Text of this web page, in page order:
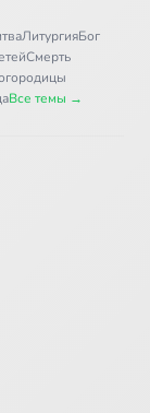
ЛитургияБог
Смерть
Все темы →